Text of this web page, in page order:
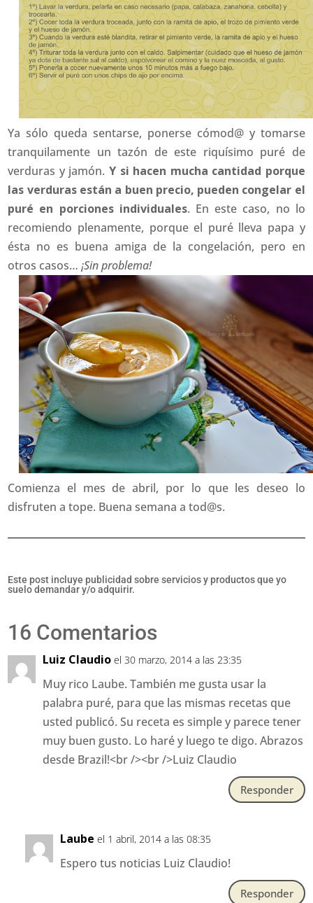
Ya sólo queda sentarse, ponerse cómod@ y tomarse
tranquilamente un tazón de este riquísimo puré de
verduras y jamón. Y si hacen mucha cantidad porque
las verduras están a buen precio, pueden congelar el
puré en porciones individuales. En este caso, no lo
recomiendo plenamente, porque el puré lleva papa y
ésta no es buena amiga de la congelación, pero en
otros casos…¡Sin problema!
Comienza el mes de abril, por lo que les deseo lo
disfruten a tope. Buena semana a tod@s.
Este post incluye publicidad sobre servicios y productos que yo
suelo demandar y/o adquirir.
16 Comentarios
Luiz Claudio el 30 marzo, 2014 a las 23:35
Muy rico Laube. También me gusta usar la
palabra puré, para que las mismas recetas que
usted publicó. Su receta es simple y parece tener
muy buen gusto. Lo haré y luego te digo. Abrazos
desde Brazil!<br /><br />Luiz Claudio
Responder
Laube el 1 abril, 2014 a las 08:35
Espero tus noticias Luiz Claudio!
Responder